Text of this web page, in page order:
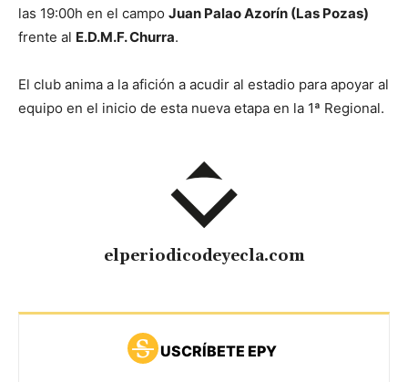
las 19:00h en el campo Juan Palao Azorín (Las Pozas)
frente al E.D.M.F. Churra.
El club anima a la afición a acudir al estadio para apoyar al
equipo en el inicio de esta nueva etapa en la 1ª Regional.
elperiodicodeyecla.com
USCRÍBETE EPY